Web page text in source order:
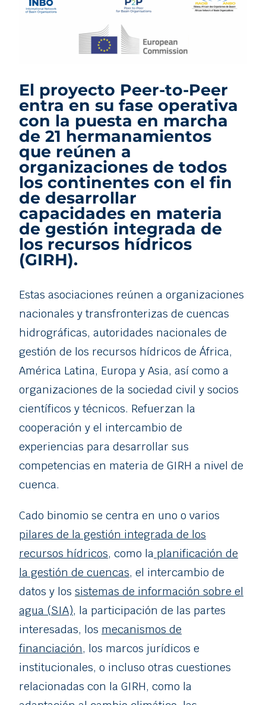
El proyecto Peer-to-Peer
entra en su fase operativa
con la puesta en marcha
de 21 hermanamientos
que reúnen a
organizaciones de todos
los continentes con el fin
de desarrollar
capacidades en materia
de gestión integrada de
los recursos hídricos
(GIRH).
Estas asociaciones reúnen a organizaciones
nacionales y transfronterizas de cuencas
hidrográficas, autoridades nacionales de
gestión de los recursos hídricos de África,
América Latina, Europa y Asia, así como a
organizaciones de la sociedad civil y socios
científicos y técnicos. Refuerzan la
cooperación y el intercambio de
experiencias para desarrollar sus
competencias en materia de GIRH a nivel de
cuenca.
Cado binomio se centra en uno o varios
pilares de la gestión integrada de los
recursos hídricos, como la planificación de
la gestión de cuencas, el intercambio de
datos y los sistemas de información sobre el
agua (SIA), la participación de las partes
interesadas, los mecanismos de
financiación, los marcos jurídicos e
institucionales, o incluso otras cuestiones
relacionadas con la GIRH, como la